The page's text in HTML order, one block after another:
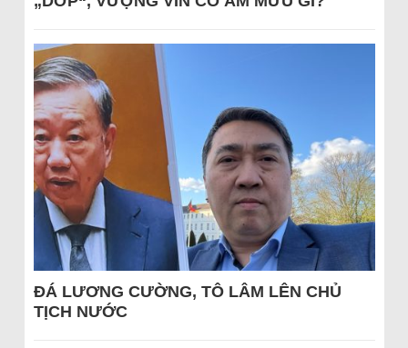
ĐÁ LƯƠNG CƯỜNG, TÔ LÂM LÊN CHỦ
TỊCH NƯỚC